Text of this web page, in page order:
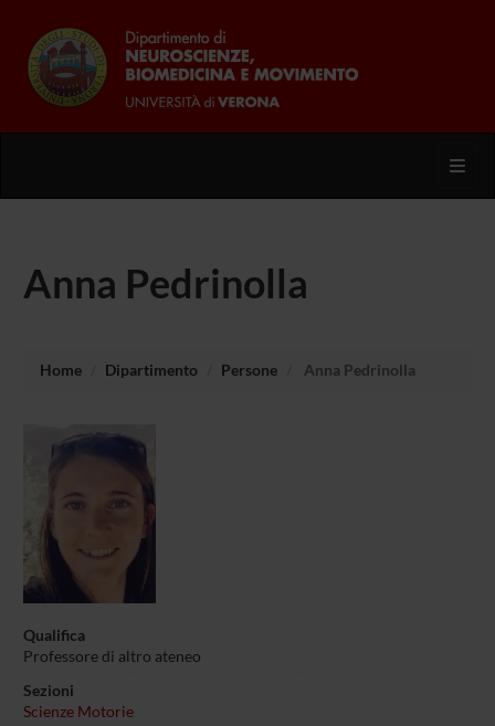
Anna Pedrinolla
Home Dipartimento Persone Anna Pedrinolla
Qualifica
Professore di altro ateneo
Sezioni
Scienze Motorie